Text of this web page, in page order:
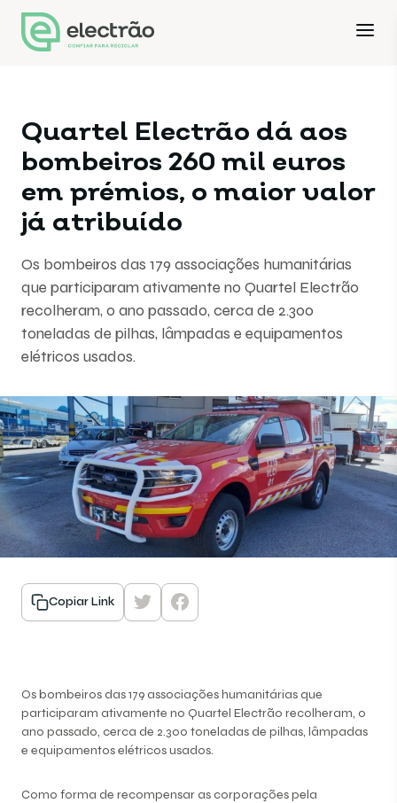
Quartel Electrão dá aos
bombeiros 260 mil euros
em prémios, o maior valor
já atribuído
Os bombeiros das 179 associações humanitárias
que participaram ativamente no Quartel Electrão
recolheram, o ano passado, cerca de 2.300
toneladas de pilhas, lâmpadas e equipamentos
elétricos usados.
Copiar Link
Os bombeiros das 179 associações humanitárias que
participaram ativamente no Quartel Electrão recolheram, o
ano passado, cerca de 2.300 toneladas de pilhas, lâmpadas
e equipamentos elétricos usados.
Como forma de recompensar as corporações pela